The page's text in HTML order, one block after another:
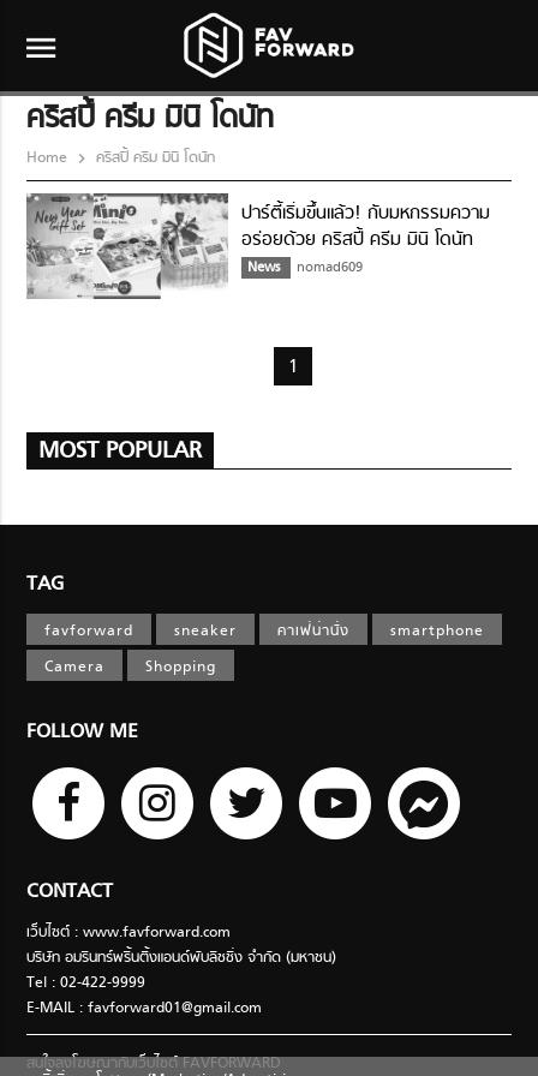
menu
คริสปี้ ครีม มินิ โดนัท
Home คริสปี้ ครีม มินิ โดนัท
ปาร์ตี้เริ่มขึ้นแล้ว! กับมหกรรมความ
อร่อยด้วย คริสปี้ ครีม มินิ โดนัท
News nomad609
1
MOST POPULAR
TAG
favforward sneaker คาเฟ่น่านั่ง
smartphone
Camera
Shopping
FOLLOW ME
CONTACT
เว็บไซต์ : www.favforward.com
บริษัท อมรินทร์พริ้นติ้งแอนด์พับลิชชิ่ง จำกัด (มหาชน)
Tel : 02-422-9999
E-MAIL :favforward01@gmail.com
สนใจลงโฆษณากับเว็บไซต์ FAVFORWARD